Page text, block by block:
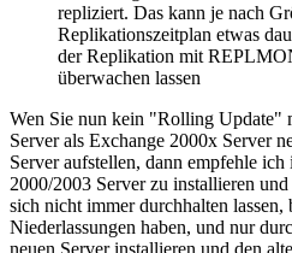
repliziert. Das kann je nach
Replikationszeitplan etwas
der Replikation mit
überwachen lassen
Wen Sie nun kein "Rolling Update"
Server als Exchange 2000x Server
Server aufstellen, dann empfehle
2000/2003 Server zu installieren
sich nicht immer durchhalten lassen,
Niederlassungen haben, und nur
neuen Server installieren und den